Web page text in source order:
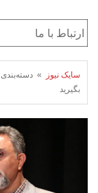
سایک نیوز
»
بگیرید